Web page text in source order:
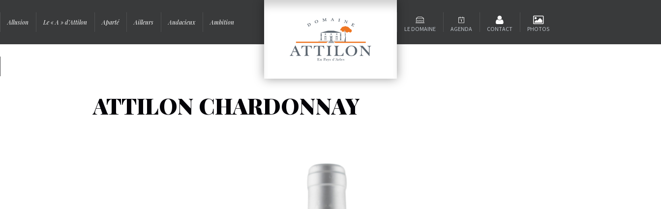
Allusion Le « A » d’Attilon Aparté Ailleurs Audacieux Ambition
LE DOMAINE AGENDA CONTACT PHOTOS
ATTILON CHARDONNAY